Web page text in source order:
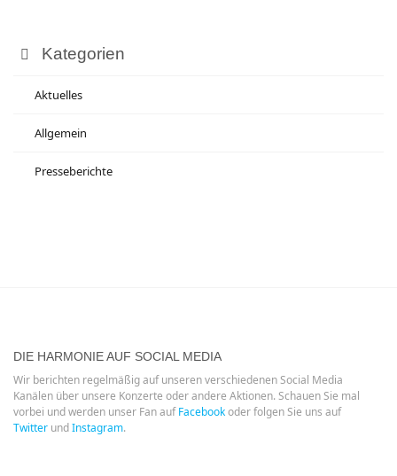
Kategorien
Aktuelles
Allgemein
Presseberichte
DIE HARMONIE AUF SOCIAL MEDIA
Wir berichten regelmäßig auf unseren verschiedenen Social Media
Kanälen über unsere Konzerte oder andere Aktionen. Schauen Sie mal
vorbei und werden unser Fan aufFacebookoder folgen Sie uns auf
Twitter undInstagram.